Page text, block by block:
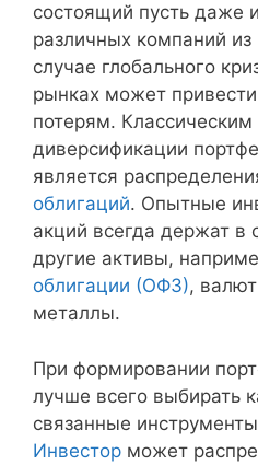
состоящий пусть даже
различных компаний из
случае глобального
рынках может
потерям.
диверсификации
является
облигаций. Опытные
акций всегда держат в
другие активы,
облигации (ОФЗ),
металлы.
При формировании
лучше всего выбирать
связанные
Инвестор может